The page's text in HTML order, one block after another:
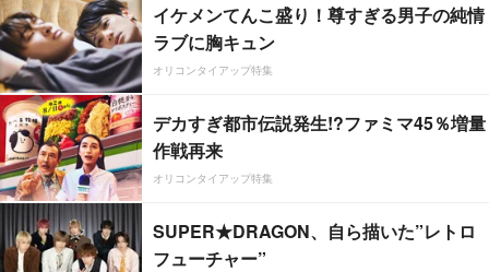
イケメンてんこ盛り！尊すぎる男子の純情
ラブに胸キュン
オリコンタイアップ特集
デカすぎ都市伝説発生!?ファミマ45％増量
作戦再来
オリコンタイアップ特集
SUPER★DRAGON、自ら描いた”レトロ
フューチャー”